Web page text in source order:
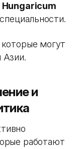
могут
Азии.
и
работают